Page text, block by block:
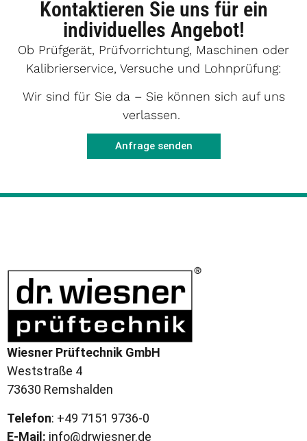
Kontaktieren Sie uns für ein
individuelles Angebot!
Ob Prüfgerät, Prüfvorrichtung, Maschinen oder
Kalibrierservice, Versuche und Lohnprüfung:
Wir sind für Sie da – Sie können sich auf uns
verlassen.
Anfrage senden
Wiesner Prüftechnik GmbH
Weststraße 4
73630 Remshalden
Telefon: +49 7151 9736-0
E-Mail: info@drwiesner.de